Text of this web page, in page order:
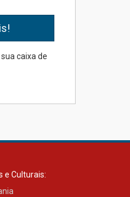
filhos além
caixa de
e Culturais: